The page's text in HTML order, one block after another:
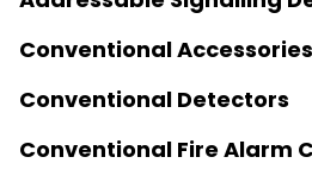
Conventional Accessories
Conventional Detectors
Conventional Fire Alarm